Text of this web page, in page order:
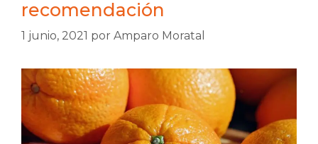
recomendación
1 junio, 2021 por Amparo Moratal